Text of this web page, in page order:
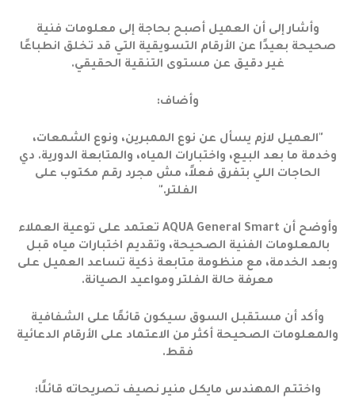
وأشار إلى أن العميل أصبح بحاجة إلى معلومات فنية
صحيحة بعيدًا عن الأرقام التسويقية التي قد تخلق انطباعًا
غير دقيق عن مستوى التنقية الحقيقي.
وأضاف:
"العميل لازم يسأل عن نوع الممبرين، ونوع الشمعات،
وخدمة ما بعد البيع، واختبارات المياه، والمتابعة الدورية. دي
الحاجات اللي بتفرق فعلاً، مش مجرد رقم مكتوب على
الفلتر."
وأوضح أن AQUA General Smart تعتمد على توعية العملاء
بالمعلومات الفنية الصحيحة، وتقديم اختبارات مياه قبل
وبعد الخدمة، مع منظومة متابعة ذكية تساعد العميل على
معرفة حالة الفلتر ومواعيد الصيانة.
وأكد أن مستقبل السوق سيكون قائمًا على الشفافية
والمعلومات الصحيحة أكثر من الاعتماد على الأرقام الدعائية
فقط.
واختتم المهندس مايكل منير نصيف تصريحاته قائلًا: